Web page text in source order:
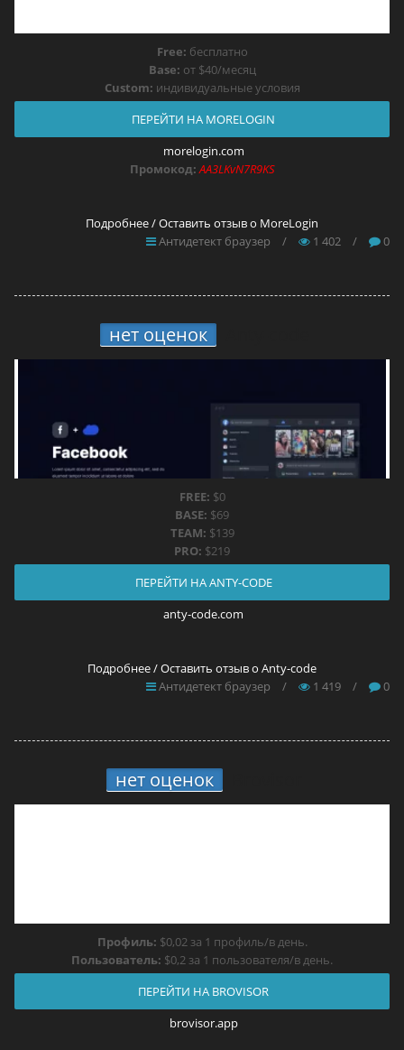
Free: бесплатно
Base: от $40/месяц
Custom: индивидуальные условия
ПЕРЕЙТИ НА MORELOGIN
morelogin.com
Промокод:AA3LKvN7R9KS
Подробнее / Оставить отзыв о MoreLogin
Антидетект браузер
/ 1 402 / 0
нет оценок
FREE: $0
BASE: $69
TEAM: $139
PRO: $219
ПЕРЕЙТИ НА ANTY-CODE
anty-code.com
Подробнее / Оставить отзыв о Anty-code
Антидетект браузер
/ 1 419 / 0
нет оценок
Профиль: $0,02 за 1 профиль/в день.
Пользователь: $0,2 за 1 пользователя/в день.
ПЕРЕЙТИ НА BROVISOR
brovisor.app